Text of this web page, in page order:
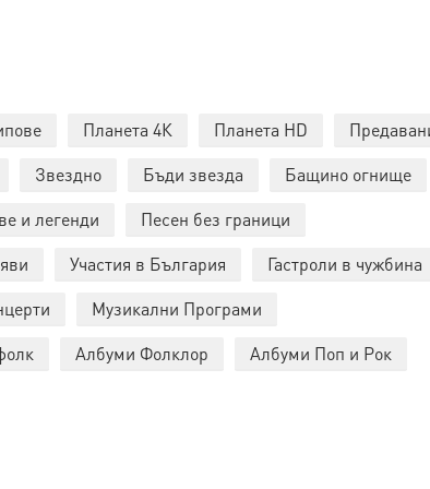
Планета 4К Планета HD
Звездно Бъди звезда
Бащино огнище
и легенди
Песен без граници
Участия в България
Гастроли в чужбина
Музикални Програми
Албуми Фолклор
Албуми Поп и Рок